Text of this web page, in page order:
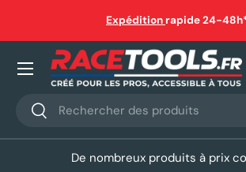
Aller au contenu
Expéditionrapide 24-
Recherche
Rechercher
Nos produits
De nombreux produits à prix